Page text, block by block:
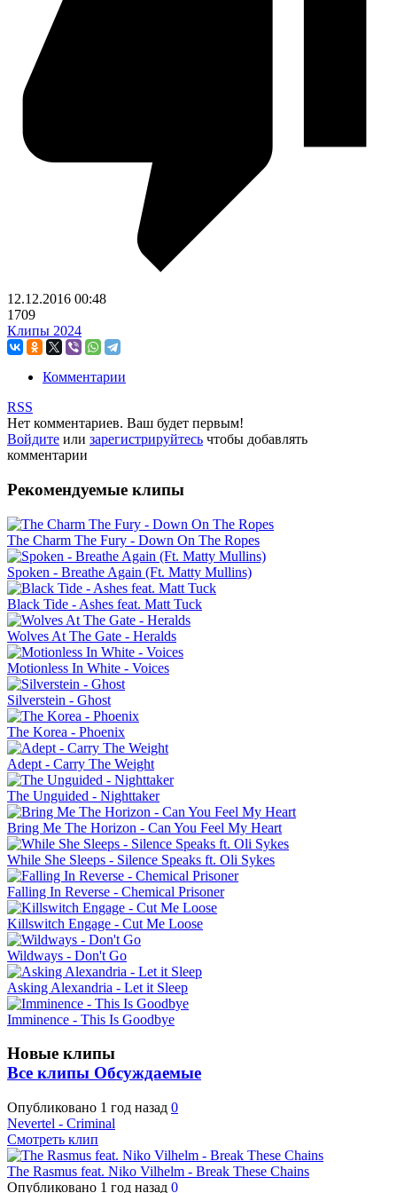
12.12.2016 00:48
1709
Клипы 2024
Комментарии
RSS
Нет комментариев. Ваш будет первым!
Войдите или зарегистрируйтесь чтобы добавлять
комментарии
Рекомендуемые клипы
The Charm The Fury - Down On The Ropes
Spoken - Breathe Again (Ft. Matty Mullins)
Black Tide - Ashes feat. Matt Tuck
Wolves At The Gate - Heralds
Motionless In White - Voices
Silverstein - Ghost
The Korea - Phoenix
Adept - Carry The Weight
The Unguided - Nighttaker
Bring Me The Horizon - Can You Feel My Heart
While She Sleeps - Silence Speaks ft. Oli Sykes
Falling In Reverse - Chemical Prisoner
Killswitch Engage - Cut Me Loose
Wildways - Don't Go
Asking Alexandria - Let it Sleep
Imminence - This Is Goodbye
Новые клипы
Все клипы Обсуждаемые
Опубликовано 1 год назад 0
Nevertel - Criminal
Смотреть клип
The Rasmus feat. Niko Vilhelm - Break These Chains
Опубликовано 1 год назад 0